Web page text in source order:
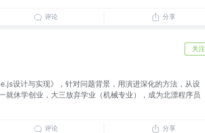
评论 分享
关注
设计与实现》，针对问题背景，用演进深化的方法，从设
就休学创业，大三放弃学业（机械专业），成为北漂程序员
评论 分享